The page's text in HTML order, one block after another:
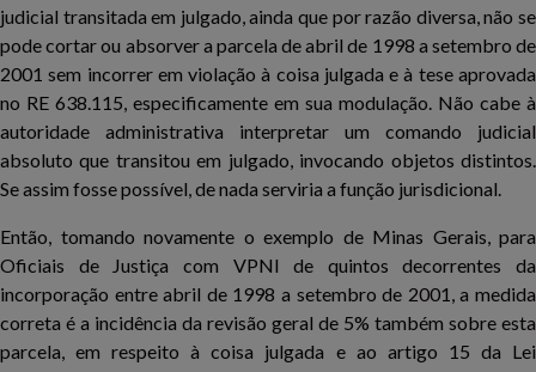
judicial transitada em julgado, ainda que por razão diversa, não se
pode cortar ou absorver a parcela de abril de 1998 a setembro de
2001 sem incorrer em violação à coisa julgada e à tese aprovada
no RE 638.115, especificamente em sua modulação. Não cabe à
autoridade administrativa interpretar um comando judicial
absoluto que transitou em julgado, invocando objetos distintos.
Se assim fosse possível, de nada serviria a função jurisdicional.
Então, tomando novamente o exemplo de Minas Gerais, para
Oficiais de Justiça com VPNI de quintos decorrentes da
incorporação entre abril de 1998 a setembro de 2001, a medida
correta é a incidência da revisão geral de 5% também sobre esta
parcela, em respeito à coisa julgada e ao artigo 15 da Lei